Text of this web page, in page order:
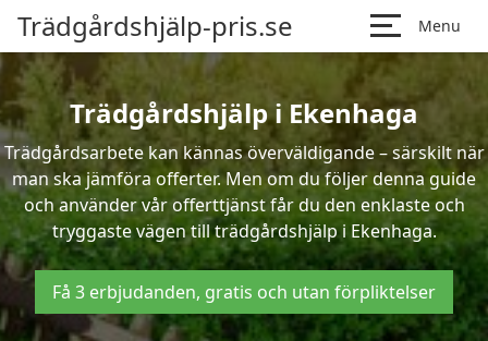
Trädgårdshjälp-pris.se Menu
Trädgårdshjälp i Ekenhaga
Trädgårdsarbete kan kännas överväldigande – särskilt när
man ska jämföra offerter. Men om du följer denna guide
och använder vår offerttjänst får du den enklaste och
tryggaste vägen till trädgårdshjälp i Ekenhaga.
Få 3 erbjudanden, gratis och utan förpliktelser